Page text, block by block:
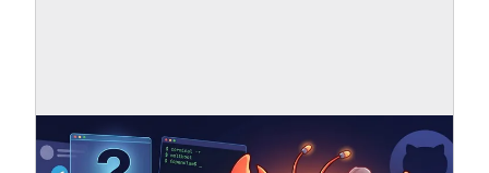
Scarica